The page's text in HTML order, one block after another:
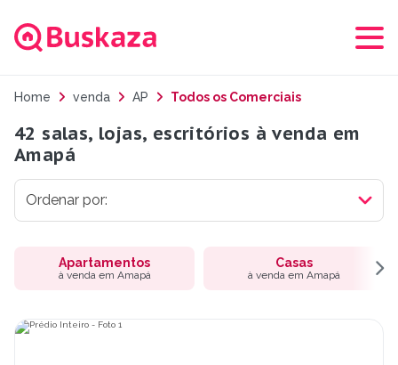
Home venda AP Todos os Comerciais
42 salas, lojas, escritórios à venda em
Amapá
Apartamentos
à venda em Amapá
Casas
à venda em Amapá